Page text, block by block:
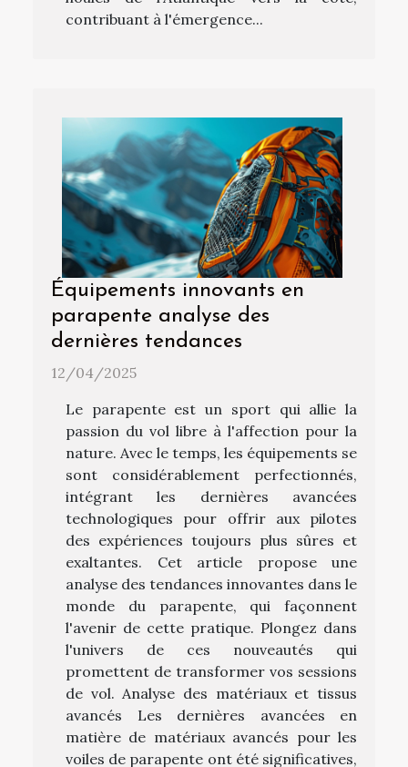
contribuant à l'émergence...
Équipements innovants en
parapente analyse des
dernières tendances
12/04/2025
Le parapente est un sport qui allie la
passion du vol libre à l'affection pour la
nature. Avec le temps, les équipements se
sont considérablement perfectionnés,
intégrant les dernières avancées
technologiques pour offrir aux pilotes
des expériences toujours plus sûres et
exaltantes. Cet article propose une
analyse des tendances innovantes dans le
monde du parapente, qui façonnent
l'avenir de cette pratique. Plongez dans
l'univers de ces nouveautés qui
promettent de transformer vos sessions
de vol. Analyse des matériaux et tissus
avancés Les dernières avancées en
matière de matériaux avancés pour les
voiles de parapente ont été significatives,